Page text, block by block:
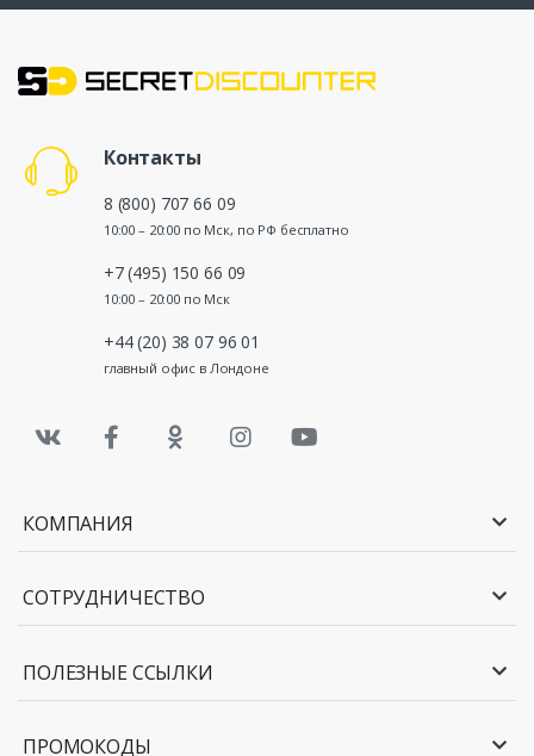
Контакты
8 (800) 707 66 09
10:00 – 20:00 по Мск, по РФ бесплатно
+7 (495) 150 66 09
10:00 – 20:00 по Мск
+44 (20) 38 07 96 01
главный офис в Лондоне
КОМПАНИЯ
СОТРУДНИЧЕСТВО
ПОЛЕЗНЫЕ ССЫЛКИ
ПРОМОКОДЫ